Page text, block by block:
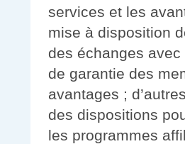
services et les
mise à disposition
des échanges
de garantie des
avantages ;
des dispositions
les programmes